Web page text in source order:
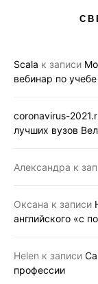
Scala к записи
вебинар по
coronavirus-
лучших вузов
Александра к
Оксана к записи
английского «с
Helen к записи
профессии